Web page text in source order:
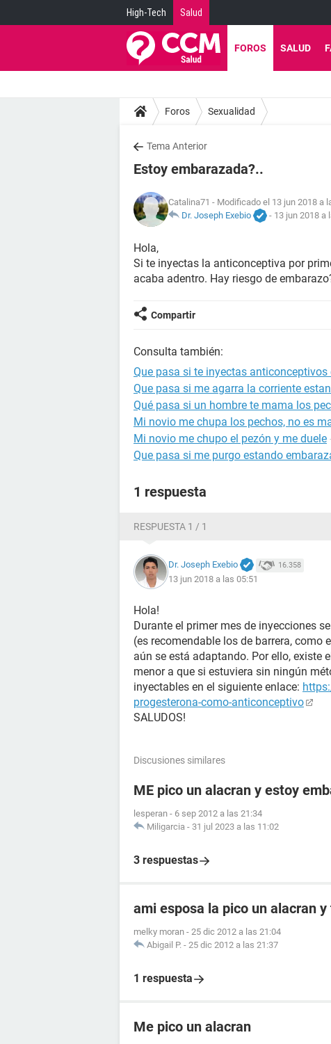
High-Tech Salud
FOROS SALUD
Foros Sexualidad
Tema Anterior
Estoy embarazada?..
Catalina71 - Modificado el 13 jun 2018 a
Dr. Joseph Exebio
- 13 jun 2018 a
Hola,
Si te inyectas la anticonceptiva por
acaba adentro. Hay riesgo de
Compartir
Consulta también:
Que pasa si te inyectas
Que pasa si me agarra la corriente
Qué pasa si un hombre te mama los
Mi novio me chupa los pechos, no es
Mi novio me chupo el pezón y me duele
Que pasa si me purgo estando
1 respuesta
RESPUESTA 1 / 1
Dr. Joseph Exebio 16.358
13 jun 2018 a las 05:51
Hola!
Durante el primer mes de inyecciones
(es recomendable los de barrera, como
aún se está adaptando. Por ello, existe
menor a que si estuviera sin ningún
inyectables en el siguiente enlace:
progesterona-como-anticonceptivo
SALUDOS!
Discusiones similares
ME pico un alacran y estoy
lesperan - 6 sep 2012 a las 21:34
Miligarcia - 31 jul 2023 a las 11:02
3 respuestas
ami esposa la pico un alacran
melky moran - 25 dic 2012 a las 21:04
Abigail P. - 25 dic 2012 a las 21:37
1 respuesta
Me pico un alacran